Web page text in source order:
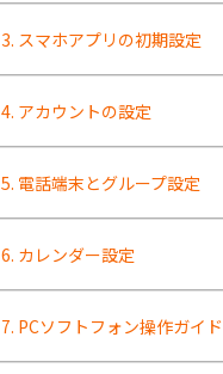
3. スマホアプリの初期設定
4. アカウントの設定
5. 電話端末とグループ設定
6. カレンダー設定
7. PCソフトフォン操作ガイド